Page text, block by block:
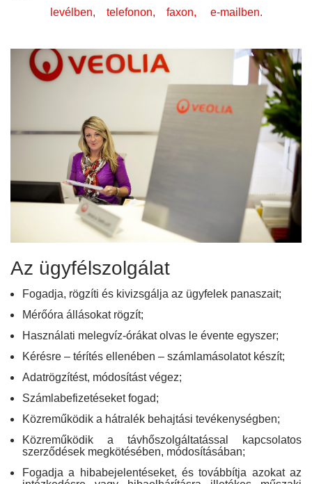
levélben, telefonon, faxon, e-mailben.
Az ügyfélszolgálat
Fogadja, rögzíti és kivizsgálja az ügyfelek panaszait;
Mérőóra állásokat rögzít;
Használati melegvíz-órákat olvas le évente egyszer;
Kérésre – térítés ellenében – számlamásolatot készít;
Adatrögzítést, módosítást végez;
Számlabefizetéseket fogad;
Közreműködik a hátralék behajtási tevékenységben;
Közreműködik a távhőszolgáltatással kapcsolatos
szerződések megkötésében, módosításában;
Fogadja a hibabejelentéseket, és továbbítja azokat az